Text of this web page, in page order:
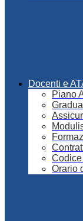
Docenti e
Piano
Orario